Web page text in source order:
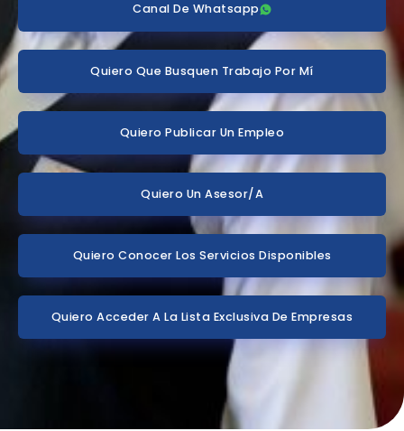
Canal De Whatsapp
Quiero Que Busquen Trabajo Por Mí
Quiero Publicar Un Empleo
Quiero Un Asesor/a
Quiero Conocer Los Servicios Disponibles
Quiero Acceder A La Lista Exclusiva De Empresas